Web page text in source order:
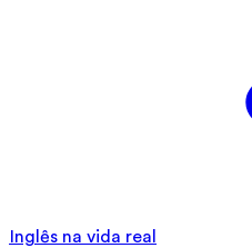
Inglês na vida real